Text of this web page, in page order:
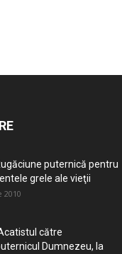
puternică pentru
grele ale vieţii
2010
către
Dumnezeu, la